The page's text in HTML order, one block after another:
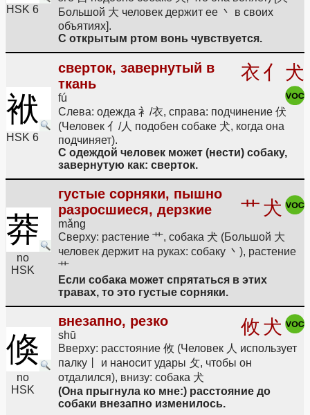
HSK 6
Большой 大 человек держит ее 丶 в своих
объятиях].
С открытым ртом вонь чувствуется.
袱
HSK 6
сверток, завернутый в
ткань
fú
衣亻 犬
Слева: одежда 衤/衣, справа: подчинение 伏
(Человек 亻/人 подобен собаке 犬, когда она
подчиняет).
С одеждой человек может (нести) собаку,
завернутую как: сверток.
莽
no
HSK
густые сорняки, пышно
разросшиеся, дерзкие
mǎng
艹犬
Сверху: растение 艹, собака 犬 (Большой 大
человек держит на руках: собаку 丶), растение
艹
Если собака может спрятаться в этих
травах, то это густые сорняки.
倏
no
HSK
внезапно, резко
shū 攸 犬
Вверху: расстояние 攸 (Человек 人 использует
палку丨 и наносит удары 攵, чтобы он
отдалился), внизу: собака 犬
(Она прыгнула ко мне:) расстояние до
собаки внезапно изменилось.